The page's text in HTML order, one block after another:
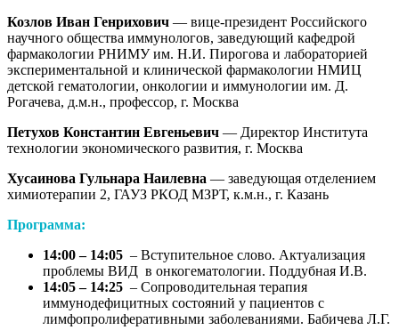
Козлов Иван Генрихович — вице-президент Российского
научного общества иммунологов, заведующий кафедрой
фармакологии РНИМУ им. Н.И. Пирогова и лабораторией
экспериментальной и клинической фармакологии НМИЦ
детской гематологии, онкологии и иммунологии им. Д.
Рогачева, д.м.н., профессор, г. Москва
Петухов Константин Евгеньевич — Директор Института
технологии экономического развития, г. Москва
Хусаинова Гульнара Наилевна — заведующая отделением
химиотерапии 2, ГАУЗ РКОД МЗРТ, к.м.н., г. Казань
Программа:
14:00 – 14:05 – Вступительное слово. Актуализация
проблемы ВИД в онкогематологии. Поддубная И.В.
14:05 – 14:25 – Сопроводительная терапия
иммунодефицитных состояний у пациентов с
лимфопролиферативными заболеваниями. Бабичева Л.Г.